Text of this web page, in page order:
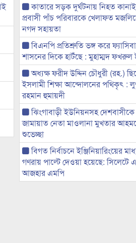
কাতারে সড়ক দুর্ঘটনায় নিহত
প্রবাসী পাঁচ পরিবারকে খেলাফত
নগদ সহায়তা
বিএনপি প্রতিশ্রুতি ভঙ্গ করে
শাসনের দিকে হাটঁছে : মুহাম্মদ
অধ্যক্ষ ফরীদ উদ্দিন চৌধুরী (রহ.)
ইসলামী শিক্ষা আন্দোলনের পথিকৃৎ :
রহমান হুমায়দী
ঝিংগাবাড়ী ইউনিয়নসহ দেশবাসীকে
জামায়াত নেতা মাওলানা মুখতার
শুভেচ্ছা
বিগত নির্বাচনে ইঞ্জিনিয়ারিংয়ের
গণরায় পাল্টে দেওয়া হয়েছে: সিলেটে
আজহার এমপি